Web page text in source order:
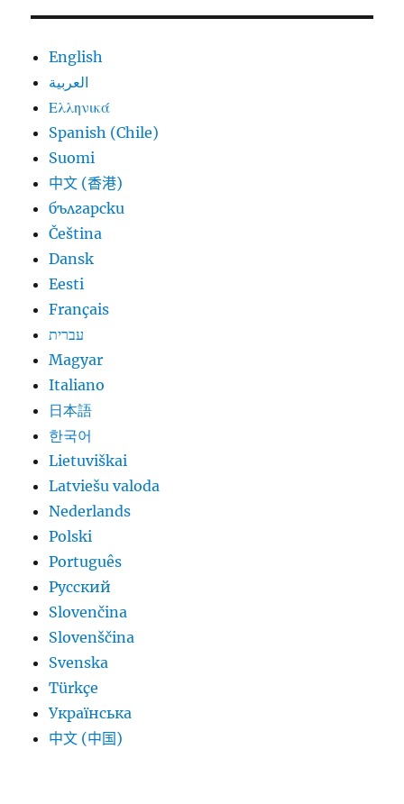
English
العربية
Ελληνικά
Spanish (Chile)
Suomi
中文 (香港)
български
Čeština
Dansk
Eesti
Français
עברית
Magyar
Italiano
日本語
한국어
Lietuviškai
Latviešu valoda
Nederlands
Polski
Português
Русский
Slovenčina
Slovenščina
Svenska
Türkçe
Українська
中文 (中国)